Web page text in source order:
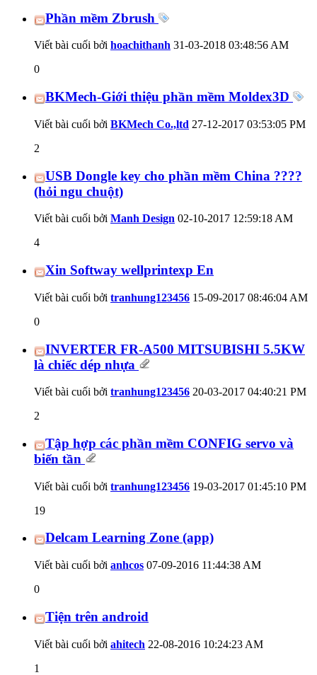
Phần mềm Zbrush
Viết bài cuối bởi hoachithanh 31-03-2018 03:48:56 AM
0
BKMech-Giới thiệu phần mềm Moldex3D
Viết bài cuối bởi BKMech Co.,ltd 27-12-2017 03:53:05 PM
2
USB Dongle key cho phần mềm China ????
(hỏi ngu chuột)
Viết bài cuối bởi Manh Design 02-10-2017 12:59:18 AM
4
Xin Softway wellprintexp En
Viết bài cuối bởi tranhung123456 15-09-2017 08:46:04 AM
0
INVERTER FR-A500 MITSUBISHI 5.5KW
là chiếc dép nhựa
Viết bài cuối bởi tranhung123456 20-03-2017 04:40:21 PM
2
Tập hợp các phần mềm CONFIG servo và
biến tần
Viết bài cuối bởi tranhung123456 19-03-2017 01:45:10 PM
19
Delcam Learning Zone (app)
Viết bài cuối bởi anhcos 07-09-2016 11:44:38 AM
0
Tiện trên android
Viết bài cuối bởi ahitech 22-08-2016 10:24:23 AM
1